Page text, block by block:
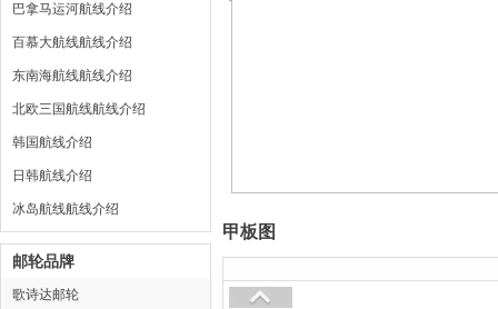
巴拿马运河航线介绍
百慕大航线航线介绍
东南海航线航线介绍
北欧三国航线航线介绍
韩国航线介绍
日韩航线介绍
冰岛航线航线介绍
邮轮品牌
歌诗达邮轮
甲板图